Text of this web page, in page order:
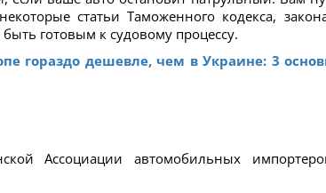
статьи Таможенного кодекса,
готовым к судовому процессу.
гораздо дешевле, чем в Украине: 3
Ассоциации автомобильных